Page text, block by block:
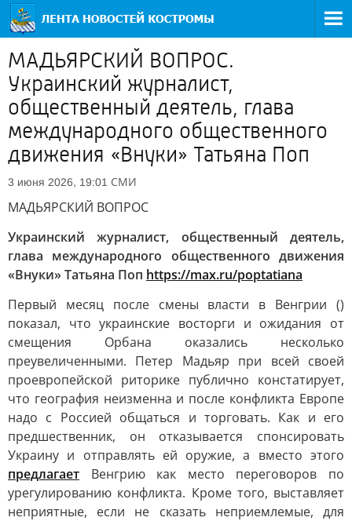
МАДЬЯРСКИЙ ВОПРОС.
Украинский журналист,
общественный деятель, глава
международного общественного
движения «Внуки» Татьяна Поп
3 июня 2026, 19:01 СМИ
МАДЬЯРСКИЙ ВОПРОС
Украинский журналист, общественный деятель,
глава международного общественного движения
«Внуки» Татьяна Поп https://max.ru/poptatiana
Первый месяц после смены власти в Венгрии ()
показал, что украинские восторги и ожидания от
смещения Орбана оказались несколько
преувеличенными. Петер Мадьяр при всей своей
проевропейской риторике публично констатирует,
что география неизменна и после конфликта Европе
надо с Россией общаться и торговать. Как и его
предшественник, он отказывается спонсировать
Украину и отправлять ей оружие, а вместо этого
предлагает Венгрию как место переговоров по
урегулированию конфликта. Кроме того, выставляет
неприятные, если не сказать неприемлемые, для